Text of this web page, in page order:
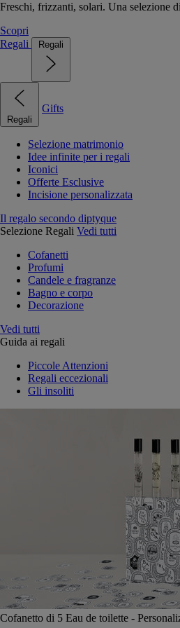
Freschi, frizzanti, solari. Una selezione
Scopri
Regali
Regali
Regali
Gifts
Selezione matrimonio
Idee infinite per i regali
Iconici
Offerte Esclusive
Incisione personalizzata
Il regalo secondo diptyque
Selezione Regali Vedi tutti
Cofanetti
Profumi
Candele e fragranze
Bagno e corpo
Decorazione
Vedi tutti
Guida ai regali
Piccole Attenzioni
Regali eccezionali
Gli insoliti
Cofanetto di 5 Eau de toilette -